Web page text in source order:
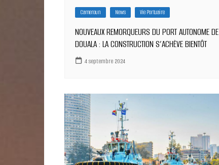
Cameroun News Vie Portuaire
NOUVEAUX REMORQUEURS DU PORT AUTONOME DE
DOUALA : LA CONSTRUCTION S’ACHÈVE BIENTÔT
4 septembre 2024